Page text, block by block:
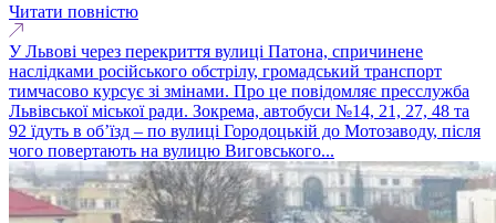
Читати повністю
У Львові через перекриття вулиці Патона, спричинене
наслідками російського обстрілу, громадський транспорт
тимчасово курсує зі змінами. Про це повідомляє пресслужба
Львівської міської ради. Зокрема, автобуси №14, 21, 27, 48 та
92 їдуть в об’їзд – по вулиці Городоцькій до Мотозаводу, після
чого повертають на вулицю Виговського...